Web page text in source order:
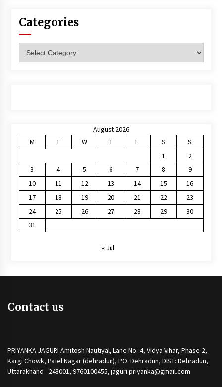
Categories
August 2026
M
T W T F S
S
1
2
3
4 5 6 7 8
9
10
11 12 13 14 15
16
17
18 19 20 21 22
23
24
25 26 27 28 29
30
31
« Jul
Contact us
PRIYANKA JAGURI Amitosh Nautiyal, Lane No.-4, Vidya Vihar, Phase-2,
Kargi Chowk, Patel Nagar (dehradun), PO: Dehradun, DIST: Dehradun,
Uttarakhand - 248001, 9760100455, jaguri.priyanka@gmail.com